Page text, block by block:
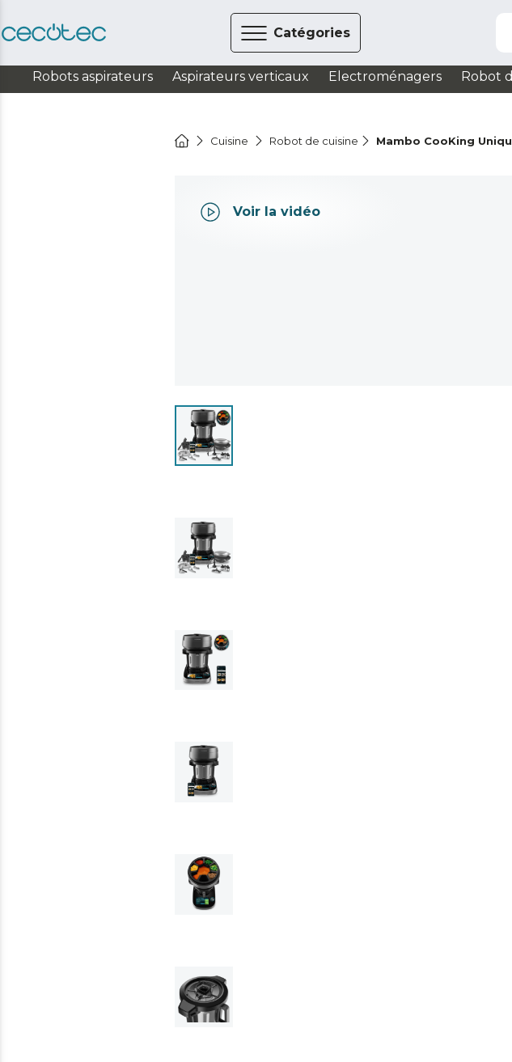
Catégories
Robots aspirateurs Aspirateurs verticaux Electroménagers Robot
Cuisine Robot de cuisine Mambo CooKing
Voir la vidéo